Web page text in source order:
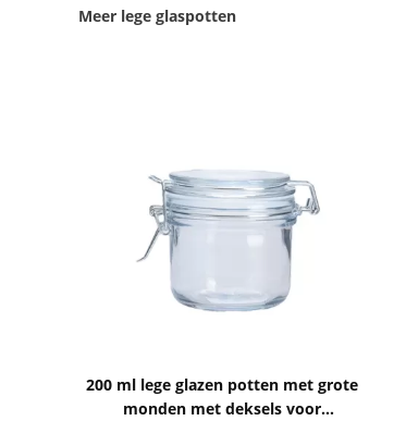
Meer lege glaspotten
200 ml lege glazen potten met grote
monden met deksels voor